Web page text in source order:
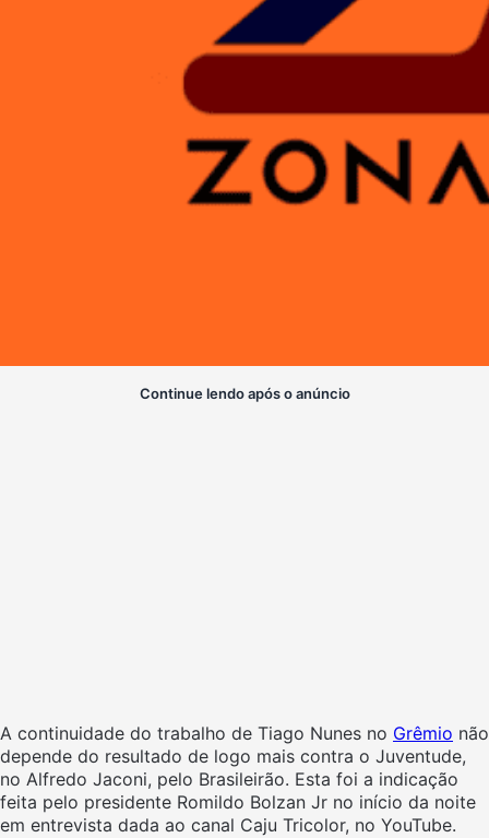
Continue lendo após o anúncio
A continuidade do trabalho de Tiago Nunes no Grêmio não
depende do resultado de logo mais contra o Juventude,
no Alfredo Jaconi, pelo Brasileirão. Esta foi a indicação
feita pelo presidente Romildo Bolzan Jr no início da noite
em entrevista dada ao canal Caju Tricolor, no YouTube.